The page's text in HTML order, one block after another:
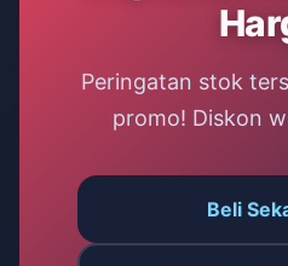
Peringatan stok
promo! Diskon
Beli